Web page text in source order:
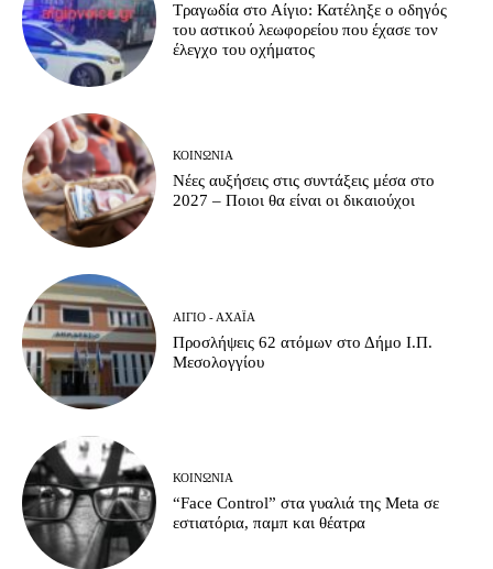
Τραγωδία στο Αίγιο: Κατέληξε ο οδηγός
του αστικού λεωφορείου που έχασε τον
έλεγχο του οχήματος
ΚΟΙΝΩΝΊΑ
Νέες αυξήσεις στις συντάξεις μέσα στο
2027 – Ποιοι θα είναι οι δικαιούχοι
ΑΊΓΙΟ - ΑΧΑΪ́Α
Προσλήψεις 62 ατόμων στο Δήμο Ι.Π.
Μεσολογγίου
ΚΟΙΝΩΝΊΑ
“Face Control” στα γυαλιά της Meta σε
εστιατόρια, παμπ και θέατρα